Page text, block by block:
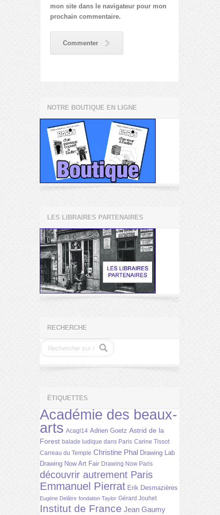
mon site dans le navigateur pour mon
prochain commentaire.
Commenter
NOTRE BOUTIQUE EN LIGNE
LES LIBRAIRES PARTENAIRES
RECHERCHE
ÉTIQUETTES
Académie des beaux-
arts Acagl14 Adrien Goetz Astrid de la
Forest balade ludique dans Paris Carine Tissot
Carreau du Temple Christine Phal Drawing Lab
Drawing Now Art Fair Drawing Now Paris
découvrir autrement Paris
Emmanuel Pierrat Erik Desmazières
Eugène Delâtre fondation Taylor Gérard Jouhet
Institut de France Jean Gaumy